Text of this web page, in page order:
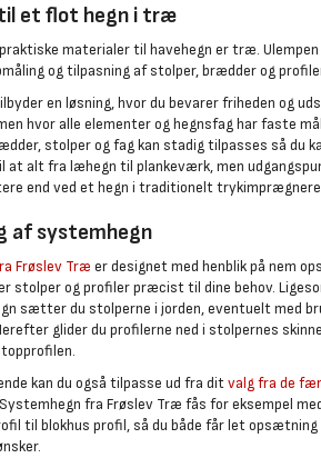
til et flot hegn i træ
materialer til havehegn er træ.
og tilpasning af stolper, brædder og
en løsning, hvor du bevarer friheden og
hvor alle elementer og hegnsfag har faste
stolper og fag kan stadig tilpasses så du
at alt fra læhegn til plankeværk, men
end ved et hegn i traditionelt
af systemhegn
Frøslev Træ er designet med henblik på nem
stolper og profiler præcist til dine behov.
sætter du stolperne i jorden, eventuelt med
glider du profilerne ned i stolpernes
kan du også tilpasse ud fra ditvalg fra de
fra Frøslev Træ fås for eksempel
til blokhus profil, så du både får let